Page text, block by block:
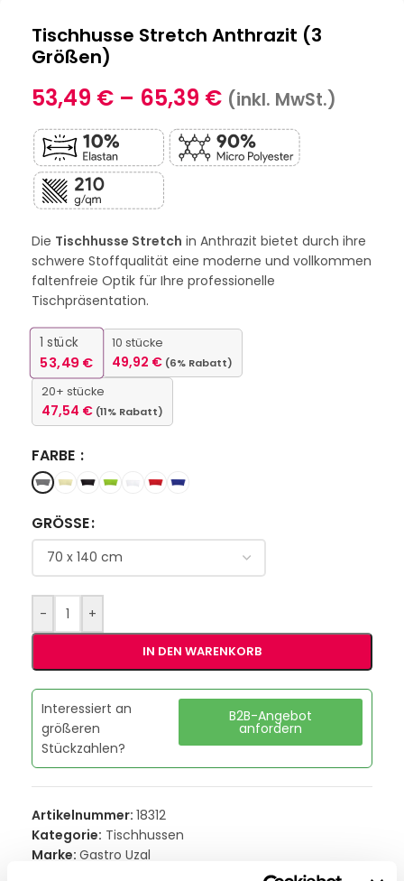
Tischhusse Stretch Anthrazit (3
Größen)
53,49 € – 65,39 € (inkl. MwSt.)
Die Tischhusse Stretch in Anthrazit bietet durch ihre
schwere Stoffqualität eine moderne und vollkommen
faltenfreie Optik für Ihre professionelle
Tischpräsentation.
1 stück
53,49€
10 stücke
49,92 € (6% Rabatt)
20+ stücke
47,54 € (11% Rabatt)
FARBE
GRÖSSE
- +
IN DEN WARENKORB
Interessiert an
größeren
Stückzahlen?
B2B-Angebot
anfordern
Artikelnummer: 18312
Kategorie: Tischhussen
Marke: Gastro Uzal